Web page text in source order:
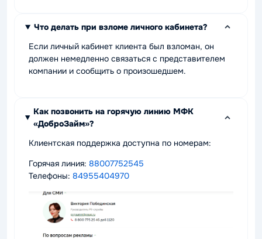
Что делать при взломе личного кабинета?
Если личный кабинет клиента был взломан, он
должен немедленно связаться с представителем
компании и сообщить о произошедшем.
Как позвонить на горячую линию МФК
«ДоброЗайм»?
Клиентская поддержка доступна по номерам:
Горячая линия: 88007752545
Телефоны: 84955404970